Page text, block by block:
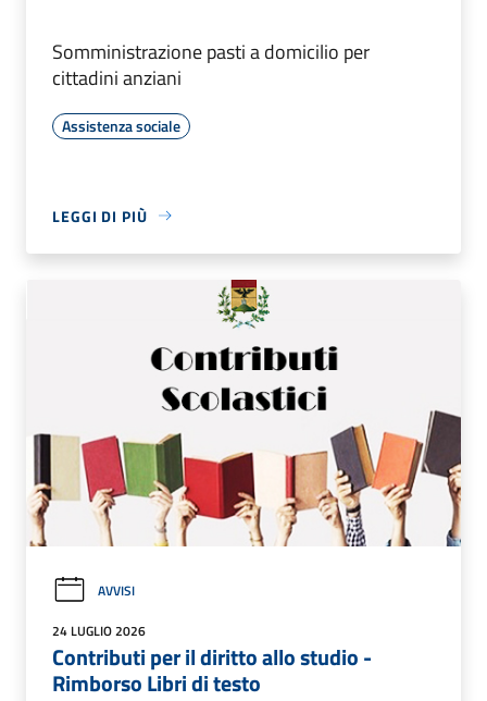
Somministrazione pasti a domicilio per
cittadini anziani
Assistenza sociale
LEGGI DI PIÙ
AVVISI
24 LUGLIO 2026
Contributi per il diritto allo studio -
Rimborso Libri di testo